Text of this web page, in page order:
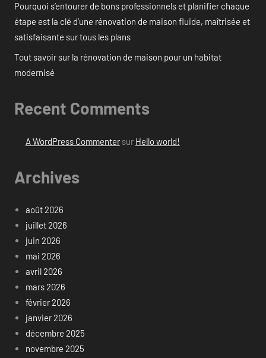
Pourquoi s’entourer de bons professionnels et planifier chaque
étape est la clé d’une rénovation de maison fluide, maîtrisée et
satisfaisante sur tous les plans
Tout savoir sur la rénovation de maison pour un habitat
modernisé
Recent Comments
A WordPress Commentersur Hello world!
Archives
août 2026
juillet 2026
juin 2026
mai 2026
avril 2026
mars 2026
février 2026
janvier 2026
décembre 2025
novembre 2025